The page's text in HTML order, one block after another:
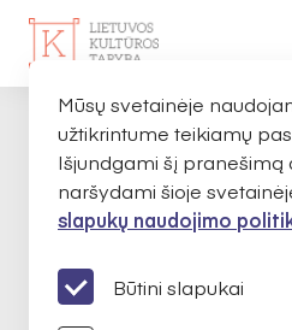
PAGRINDINISAPIE MUS
Dovilė
Mūsų svetainėje
užtikrintume teikiamų
Išjundgami šį pranešimą
naršydami šioje
slapukų naudojimo
Būtini slapukai